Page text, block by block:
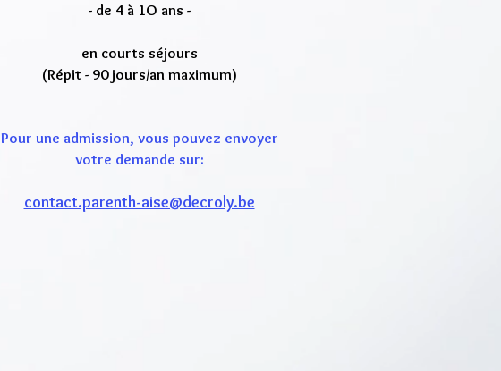
- de 4 à 1O ans -
en courts séjours
(Répit - 90 jours/an maximum)
Pour une admission, vous pouvez envoyer
votre demande sur:
contact.parenth-aise@decroly.be